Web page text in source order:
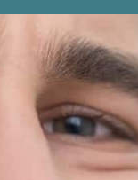
Kosten Ratgeber